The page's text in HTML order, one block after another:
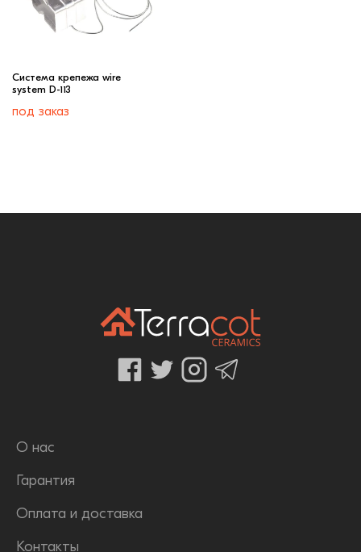
Cистема крепежа wire
system D-113
под заказ
О нас
Гарантия
Оплата и доставка
Контакты